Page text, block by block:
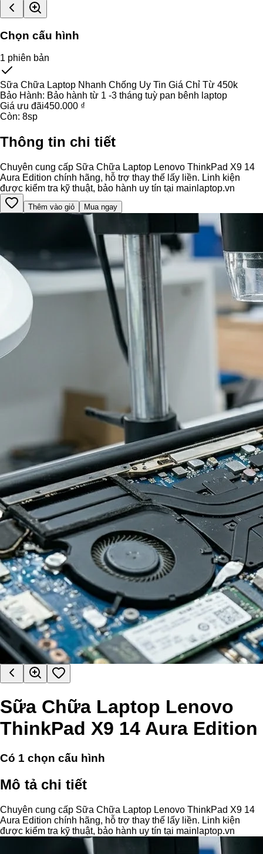
Chọn cấu hình
1 phiên bản
Sữa Chữa Laptop Nhanh Chống Uy Tin Giá Chỉ Từ 450k
Bảo Hành: Bảo hành từ 1 -3 tháng tuỳ pan bênh laptop
Giá ưu đãi450.000 ₫
Còn: 8sp
Thông tin chi tiết
Chuyên cung cấp Sữa Chữa Laptop Lenovo ThinkPad X9 14
Aura Edition chính hãng, hỗ trợ thay thế lấy liền. Linh kiện
được kiểm tra kỹ thuật, bảo hành uy tín tại mainlaptop.vn
Thêm vào giỏ Mua ngay
Sữa Chữa Laptop Lenovo
ThinkPad X9 14 Aura Edition
Có 1 chọn cấu hình
Mô tả chi tiết
Chuyên cung cấp Sữa Chữa Laptop Lenovo ThinkPad X9 14
Aura Edition chính hãng, hỗ trợ thay thế lấy liền. Linh kiện
được kiểm tra kỹ thuật, bảo hành uy tín tại mainlaptop.vn